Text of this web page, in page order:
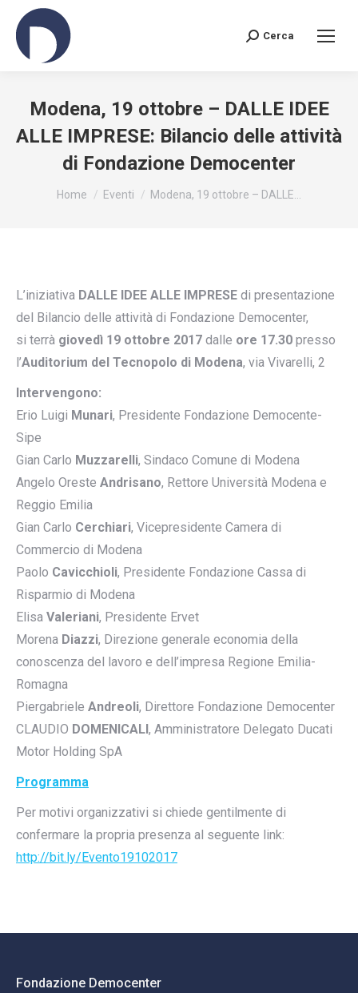
Search:
Cerca
Modena, 19 ottobre – DALLE IDEE
ALLE IMPRESE: Bilancio delle attività
di Fondazione Democenter
You are here:
Home Eventi Modena, 19 ottobre – DALLE…
L’iniziativa DALLE IDEE ALLE IMPRESE di presentazione
del Bilancio delle attività di Fondazione Democenter,
si terrà giovedì 19 ottobre 2017 dalle ore 17.30 presso
l’Auditorium del Tecnopolo di Modena, via Vivarelli, 2
Intervengono:
Erio Luigi Munari, Presidente Fondazione Democente-
Sipe
Gian Carlo Muzzarelli, Sindaco Comune di Modena
Angelo Oreste Andrisano, Rettore Università Modena e
Reggio Emilia
Gian Carlo Cerchiari, Vicepresidente Camera di
Commercio di Modena
Paolo Cavicchioli, Presidente Fondazione Cassa di
Risparmio di Modena
Elisa Valeriani, Presidente Ervet
Morena Diazzi, Direzione generale economia della
conoscenza del lavoro e dell’impresa Regione Emilia-
Romagna
Piergabriele Andreoli, Direttore Fondazione Democenter
CLAUDIO DOMENICALI, Amministratore Delegato Ducati
Motor Holding SpA
Programma
Per motivi organizzativi si chiede gentilmente di
confermare la propria presenza al seguente link:
http://bit.ly/Evento19102017
Fondazione Democenter